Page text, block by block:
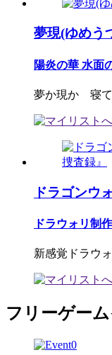
夢現(ゆめ
陽炎の華 水面
夢か現か 寝
ドラゴンウ
ドラウォリ制
新感覚ドラウ
フリーゲー